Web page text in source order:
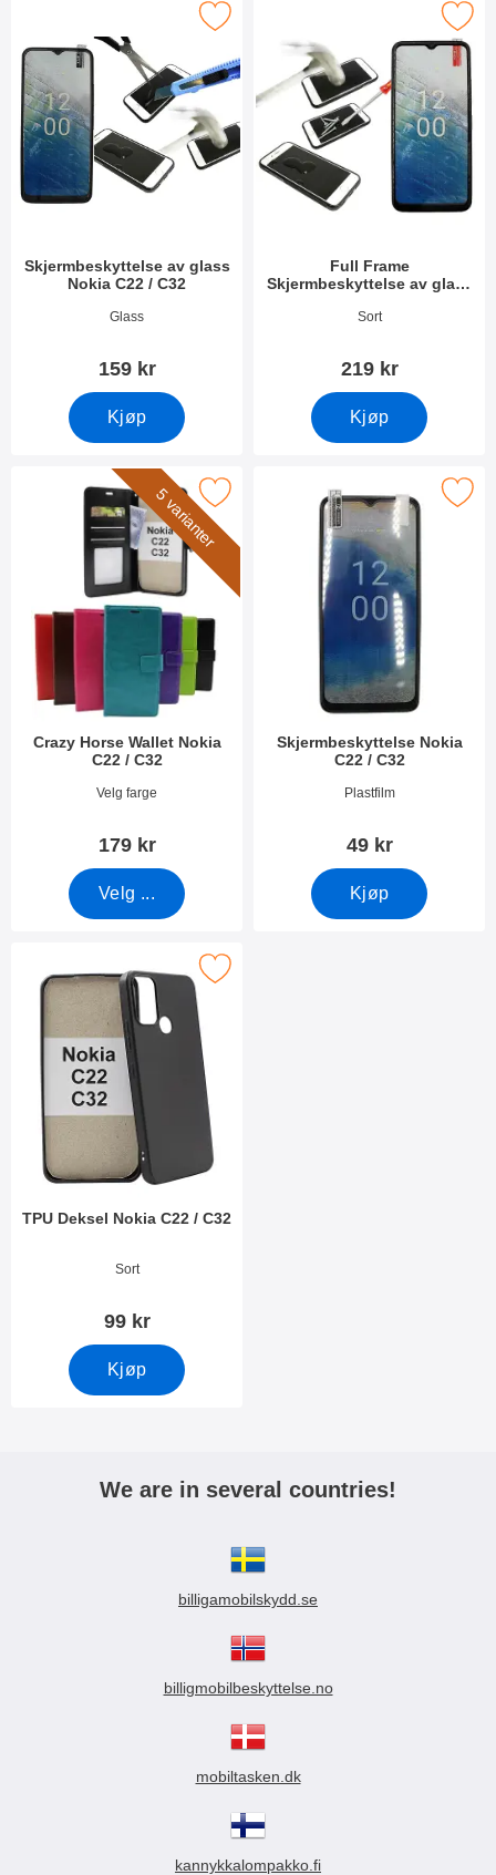
Skjermbeskyttelse av glass
Nokia C22 / C32
Varenummer 47771
Glass
159 kr
Kjøp
skjermbeskyttelse av glass Nokia C22 / C32 som favoritt
Full Frame
Skjermbeskyttelse av glass
Varenummer 47770
Sort
219 kr
Kjøp
Merk full Frame Skjermbeskyttelse av
5 varianter
Crazy Horse Wallet Nokia
C22 / C32
Varenummer 47769
Velg farge
179 kr
Velg ...
Merk crazy Horse Wallet Nokia C22 / C32 som favoritt
Skjermbeskyttelse Nokia
C22 / C32
Varenummer 47767
Plastfilm
49 kr
Kjøp
Merk skjermbeskyttelse Nokia
TPU Deksel Nokia C22 / C32
Varenummer 47765
Sort
99 kr
Kjøp
Merk tPU Deksel Nokia C22 / C32 som favoritt
We are in several countries!
billigamobilskydd.se
billigmobilbeskyttelse.no
mobiltasken.dk
kannykkalompakko.fi